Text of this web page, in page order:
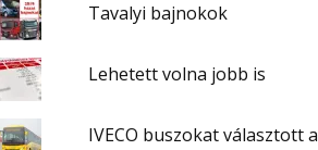
Tavalyi bajnokok
Lehetett volna jobb is
IVECO buszokat választott a